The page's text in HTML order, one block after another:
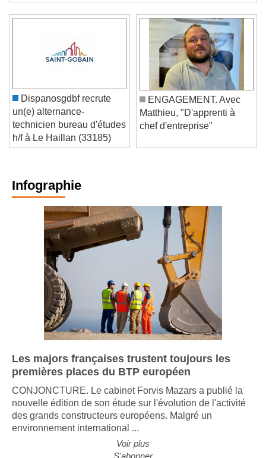
Dispanosgdbf recrute
un(e) alternance-
technicien bureau d'études
h/f à Le Haillan (33185)
ENGAGEMENT. Avec
Matthieu, "D'apprenti à
Infographie
Les majors françaises trustent toujours les
premières places du BTP européen
CONJONCTURE. Le cabinet Forvis Mazars a publié la
nouvelle édition de son étude sur l'évolution de l'activité
des grands constructeurs européens. Malgré un
Voir plus